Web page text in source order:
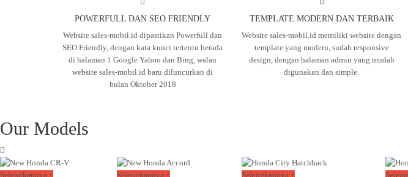
POWERFULL DAN SEO FRIENDLY
Website sales-mobil.id dipastikan Powerfull dan
SEO Friendly, dengan kata kunci tertentu berada
di halaman 1 Google Yahoo dan Bing, walau
website sales-mobil.id baru diluncurkan di
bulan Oktober 2018
TEMPLATE MODERN DAN TERBAIK
Website sales-mobil.id memiliki website dengan
template yang modern, sudah responsive
design, dengan halaman admin yang mudah
digunakan dan simple.
Our Models
Selengkapnya + Selengkapnya + Selengkapnya +